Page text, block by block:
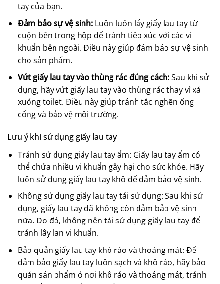
tay của bạn.
Đảm bảo sự vệ sinh:Luôn luôn lấy giấy lau tay từ
cuộn bên trong hộp để tránh tiếp xúc với các vi
khuẩn bên ngoài. Điều này giúp đảm bảo sự vệ sinh
cho sản phẩm.
Vứt giấy lau tay vào thùng rác đúng cách:Sau khi sử
dụng, hãy vứt giấy lau tay vào thùng rác thay vì xả
xuống toilet. Điều này giúp tránh tắc nghẽn ống
cống và bảo vệ môi trường.
Lưu ý khi sử dụng giấy lau tay
Tránh sử dụng giấy lau tay ẩm: Giấy lau tay ẩm có
thể chứa nhiều vi khuẩn gây hại cho sức khỏe. Hãy
luôn sử dụng giấy lau tay khô để đảm bảo vệ sinh.
Không sử dụng giấy lau tay tái sử dụng: Sau khi sử
dụng, giấy lau tay đã không còn đảm bảo vệ sinh
nữa. Do đó, không nên tái sử dụng giấy lau tay để
tránh lây lan vi khuẩn.
Bảo quản giấy lau tay khô ráo và thoáng mát: Để
đảm bảo giấy lau tay luôn sạch và khô ráo, hãy bảo
quản sản phẩm ở nơi khô ráo và thoáng mát, tránh